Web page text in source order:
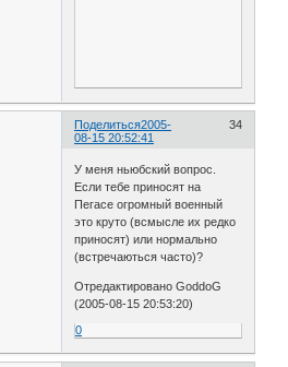
Поделиться 34
2005-
08-15 20:52:41
У меня ньюбский вопрос.
Если тебе приносят на
Пегасе огромный военный
это круто (всмысле их редко
приносят) или нормально
(встречаються часто)?
Отредактировано GoddoG
(2005-08-15 20:53:20)
0